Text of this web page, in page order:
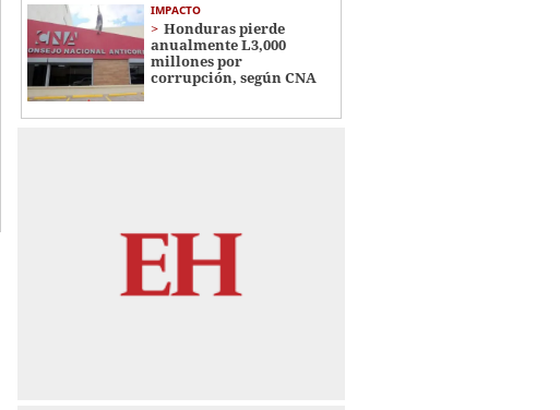
IMPACTO
Honduras pierde
anualmente L3,000
millones por
corrupción, según CNA